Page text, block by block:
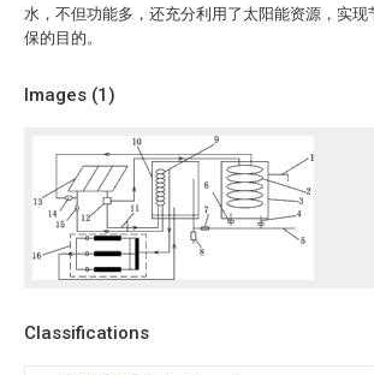
水，不但功能多，还充分利用了太阳能资源，实现
保的目的。
Images (1)
Classifications